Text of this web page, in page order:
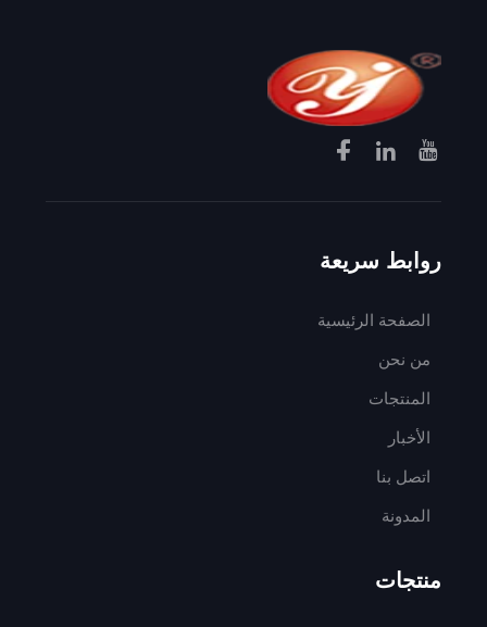
روابط سريعة
الصفحة الرئيسية
من نحن
المنتجات
الأخبار
اتصل بنا
المدونة
منتجات